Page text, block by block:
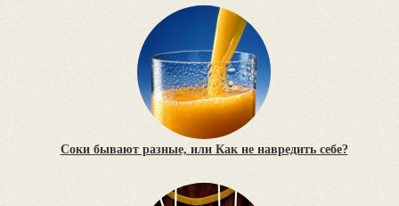
Соки бывают разные, или Как не навредить себе?